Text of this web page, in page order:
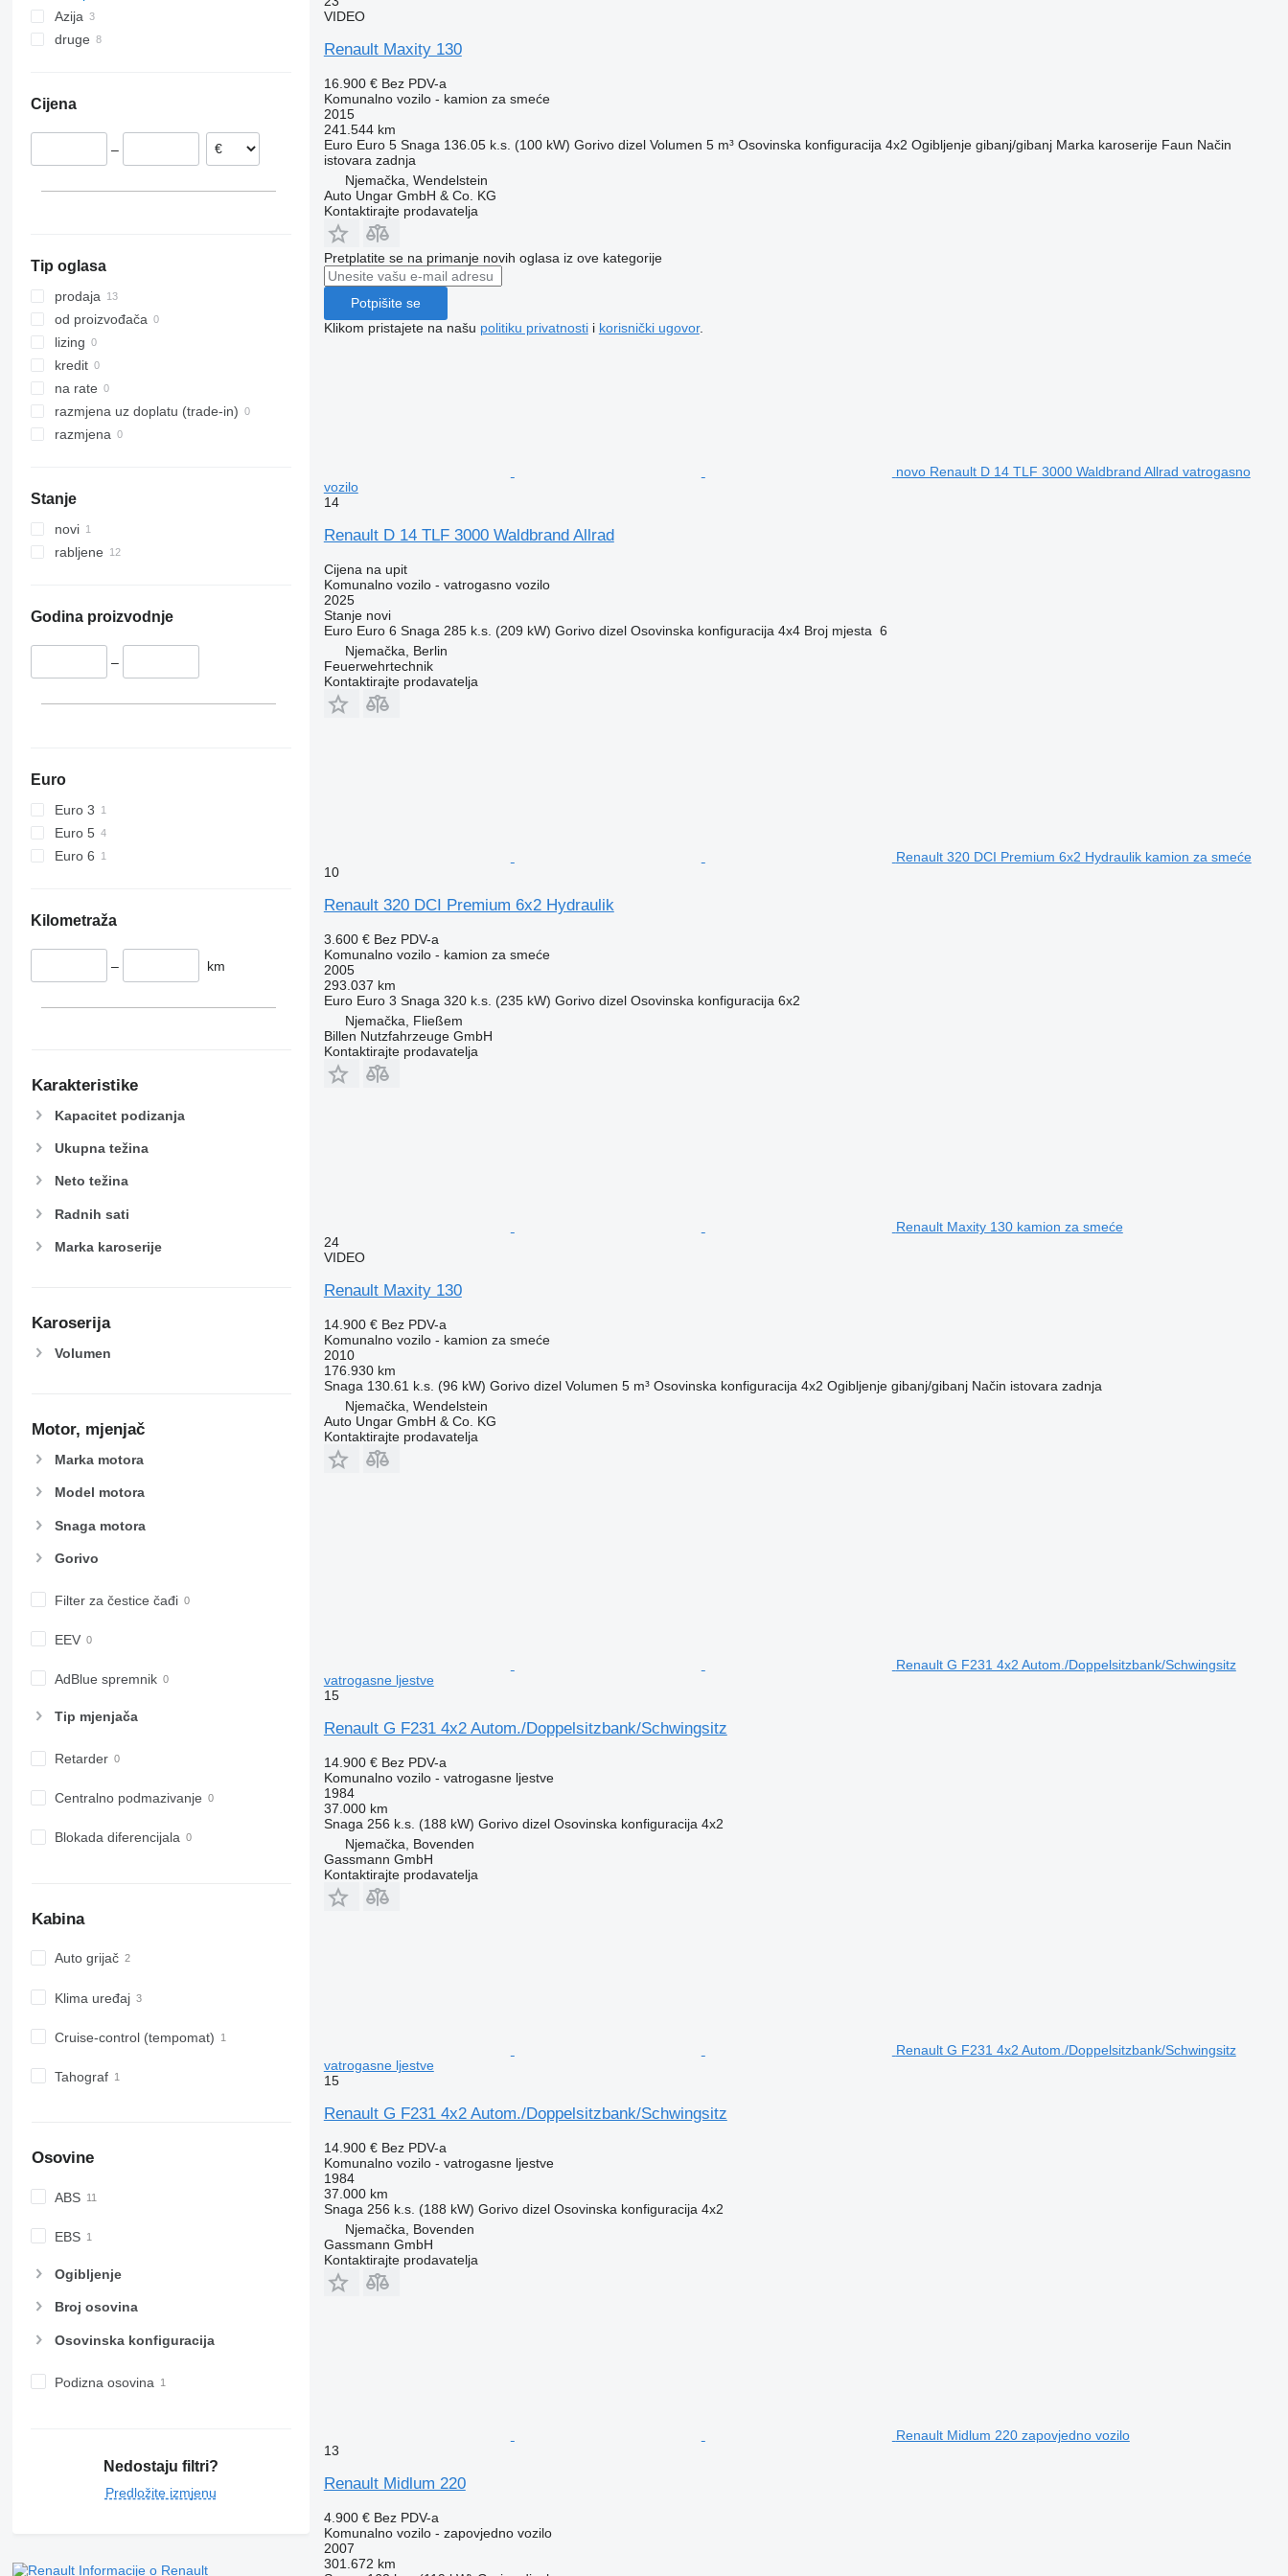
Francuska
Portugalija
Njemačka
Karlsruhe
Berlin
Azija
Ujedinjeni Arapski Emirati
druge
Cijena
–
Tip oglasa
prodaja
od proizvođača
lizing
kredit
na rate
razmjena uz doplatu (trade-in)
razmjena
Stanje
novi
rabljene
Godina proizvodnje
–
Euro
Euro 3
Euro 5
Euro 6
Kilometraža
– km
Karakteristike
Kapacitet podizanja
Ukupna težina
Neto težina
Radnih sati
Marka karoserije
Karoserija
Volumen
Motor, mjenjač
Marka motora
Model motora
Snaga motora
Gorivo
Filter za čestice čađi
EEV
AdBlue spremnik
Tip mјenjača
Retarder
Centralno podmazivanje
Blokada diferencijala
Kabina
Auto grijač
Klima uređaj
Cruise-control (tempomat)
Tahograf
Osovine
ABS
EBS
Ogibljenje
Broj osovina
Osovinska konfiguracija
Podizna osovina
Nedostaju filtri?
Predložite izmjenu
Informacije o Renault
VIDEO
Renault Maxity 130
16.900 € Bez PDV-a
Komunalno vozilo - kamion za smeće
2015
241.544 km
Euro Euro 5 Snaga 136.05 k.s. (100 kW) Gorivo dizel Volumen 5 m³ Osovinska konfiguracija 4x2 Ogibljenje gibanj/gibanj Marka karoserije Faun Način
istovara zadnja
Njemačka, Wendelstein
Auto Ungar GmbH & Co. KG
Kontaktirajte prodavatelja
Pretplatite se na primanje novih oglasa iz ove kategorije
Potpišite se
Klikom pristajete na našu politiku privatnostii korisnički ugovor.
novo Renault D 14 TLF 3000 Waldbrand Allrad vatrogasno
vozilo
14
Renault D 14 TLF 3000 Waldbrand Allrad
Cijena na upit
Komunalno vozilo - vatrogasno vozilo
2025
Stanjenovi
Euro Euro 6 Snaga 285 k.s. (209 kW) Gorivo dizel Osovinska konfiguracija 4x4 Broj mjesta 6
Njemačka, Berlin
Feuerwehrtechnik
Kontaktirajte prodavatelja
Renault 320 DCI Premium 6x2 Hydraulik kamion za smeće
10
Renault 320 DCI Premium 6x2 Hydraulik
3.600 € Bez PDV-a
Komunalno vozilo - kamion za smeće
2005
293.037 km
Euro Euro 3 Snaga 320 k.s. (235 kW) Gorivo dizel Osovinska konfiguracija 6x2
Njemačka, Fließem
Billen Nutzfahrzeuge GmbH
Kontaktirajte prodavatelja
Renault Maxity 130 kamion za smeće
24
VIDEO
Renault Maxity 130
14.900 € Bez PDV-a
Komunalno vozilo - kamion za smeće
2010
176.930 km
Snaga 130.61 k.s. (96 kW) Gorivo dizel Volumen 5 m³ Osovinska konfiguracija 4x2 Ogibljenje gibanj/gibanj Način istovara zadnja
Njemačka, Wendelstein
Auto Ungar GmbH & Co. KG
Kontaktirajte prodavatelja
Renault G F231 4x2 Autom./Doppelsitzbank/Schwingsitz
vatrogasne ljestve
15
Renault G F231 4x2 Autom./Doppelsitzbank/Schwingsitz
14.900 € Bez PDV-a
Komunalno vozilo - vatrogasne ljestve
1984
37.000 km
Snaga 256 k.s. (188 kW) Gorivo dizel Osovinska konfiguracija 4x2
Njemačka, Bovenden
Gassmann GmbH
Kontaktirajte prodavatelja
Renault G F231 4x2 Autom./Doppelsitzbank/Schwingsitz
vatrogasne ljestve
15
Renault G F231 4x2 Autom./Doppelsitzbank/Schwingsitz
14.900 € Bez PDV-a
Komunalno vozilo - vatrogasne ljestve
1984
37.000 km
Snaga 256 k.s. (188 kW) Gorivo dizel Osovinska konfiguracija 4x2
Njemačka, Bovenden
Gassmann GmbH
Kontaktirajte prodavatelja
Renault Midlum 220 zapovjedno vozilo
13
Renault Midlum 220
4.900 € Bez PDV-a
Komunalno vozilo - zapovjedno vozilo
2007
301.672 km